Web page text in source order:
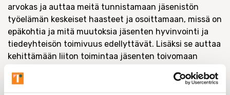
arvokas ja auttaa meitä tunnistamaan jäsenistön
työelämän keskeiset haasteet ja osoittamaan, missä on
epäkohtia ja mitä muutoksia jäsenten hyvinvointi ja
tiedeyhteisön toimivuus edellyttävät. Lisäksi se auttaa
kehittämään liiton toimintaa jäsenten toivomaan
Palkintoarvonta kaikkien kyselyyn vastanneiden ja